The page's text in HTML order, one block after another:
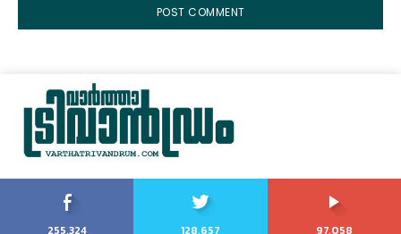
255,324 128,657 97,058